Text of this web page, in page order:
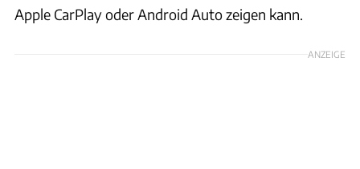
Apple CarPlay oder Android Auto zeigen kann.
ANZEIGE